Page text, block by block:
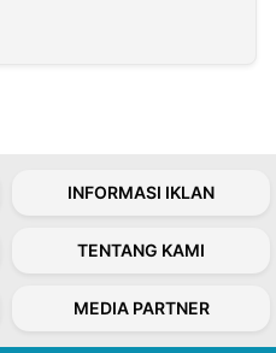
INFORMASI IKLAN
TENTANG KAMI
MEDIA PARTNER